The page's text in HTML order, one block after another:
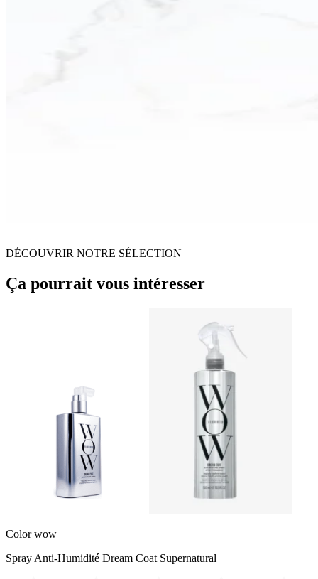
DÉCOUVRIR NOTRE SÉLECTION
Ça pourrait vous intéresser
Color wow
Spray Anti-Humidité Dream Coat Supernatural